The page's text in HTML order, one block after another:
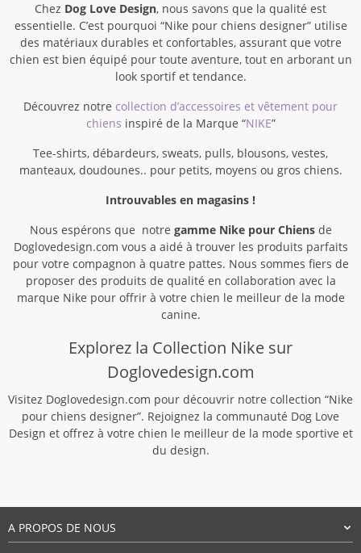
Chez Dog Love Design, nous savons que la qualité est
essentielle. C’est pourquoi “Nike pour chiens designer” utilise
des matériaux durables et confortables, assurant que votre
chien est bien équipé pour toute aventure, tout en arborant un
look sportif et tendance.
Découvrez notre collection d’accessoires et vêtement pour
chiens inspiré de la Marque “NIKE”
Tee-shirts, débardeurs, sweats, pulls, blousons, vestes,
manteaux, doudounes.. pour petits, moyens ou gros chiens.
Introuvables en magasins !
Nous espérons que notre gamme Nike pour Chiensde
Doglovedesign.com vous a aidé à trouver les produits parfaits
pour votre compagnon à quatre pattes. Nous sommes fiers de
proposer des produits de qualité en collaboration avec la
marque Nike pour offrir à votre chien le meilleur de la mode
canine.
Explorez la Collection Nike sur
Doglovedesign.com
Visitez Doglovedesign.com pour découvrir notre collection “Nike
pour chiens designer”. Rejoignez la communauté Dog Love
Design et offrez à votre chien le meilleur de la mode sportive et
du design.
A PROPOS DE NOUS